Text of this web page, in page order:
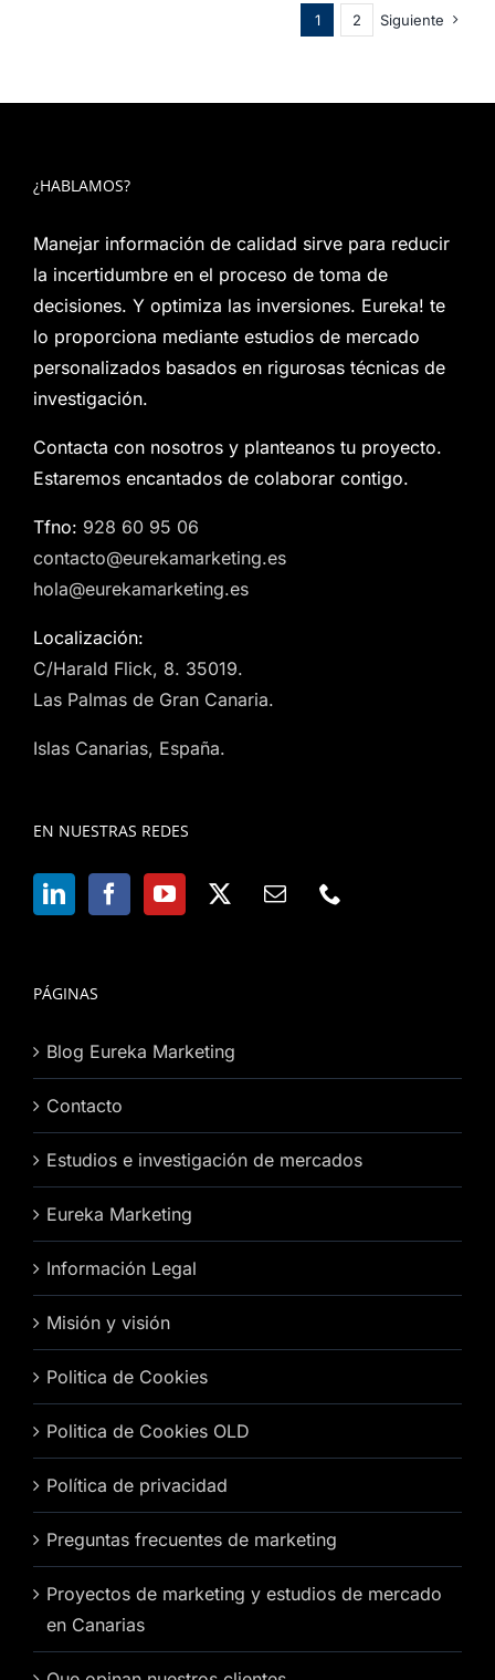
1 2 Siguiente
¿HABLAMOS?
Manejar información de calidad sirve para reducir
la incertidumbre en el proceso de toma de
decisiones. Y optimiza las inversiones. Eureka! te
lo proporciona mediante estudios de mercado
personalizados basados en rigurosas técnicas de
investigación.
Contacta con nosotros y planteanos tu proyecto.
Estaremos encantados de colaborar contigo.
Tfno: 928 60 95 06
contacto@eurekamarketing.es
hola@eurekamarketing.es
Localización:
C/Harald Flick, 8. 35019.
Las Palmas de Gran Canaria.
Islas Canarias, España.
EN NUESTRAS REDES
PÁGINAS
Blog Eureka Marketing
Contacto
Estudios e investigación de mercados
Eureka Marketing
Información Legal
Misión y visión
Politica de Cookies
Politica de Cookies OLD
Política de privacidad
Preguntas frecuentes de marketing
Proyectos de marketing y estudios de mercado
en Canarias